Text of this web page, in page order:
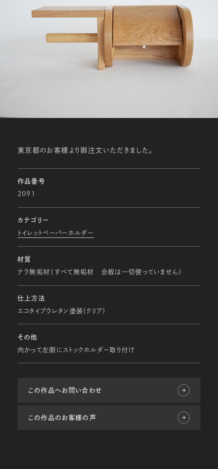
東京都のお客様より御注文いただきました。
作品番号
2091
カテゴリー
トイレットペーパーホルダー
材質
ナラ無垢材（すべて無垢材 合板は一切使っていません）
仕上方法
エコタイプウレタン塗装(クリア)
その他
向かって左側にストックホルダー取り付け
この作品へお問い合わせ
この作品のお客様の声